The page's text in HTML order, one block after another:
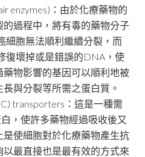
enzymes)：由於化療藥物的
過程中，將有毒的藥物分子
細胞無法順利繼續分裂，而
復壞掉或是錯誤的DNA，使
物影響的基因可以順利地被
與分裂等所需之蛋白質。
transporters：這是一種需
，使許多藥物經過吸收後又
使細胞對於化療藥物產生抗
最直接也是最有效的方式來